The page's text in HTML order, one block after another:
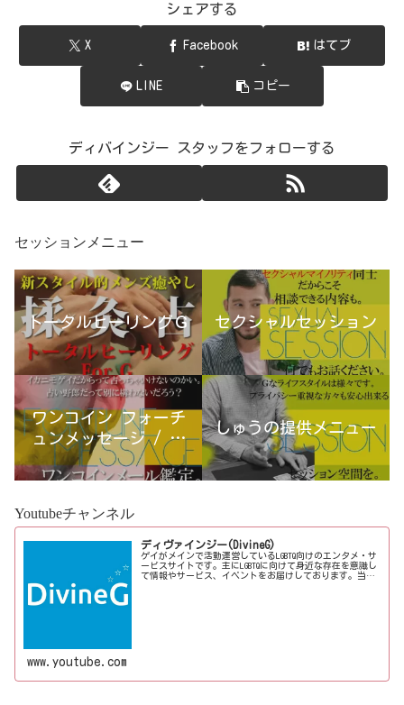
シェアする
X Facebook はてブ
LINE コピー
ディバインジー スタッフをフォローする
セッションメニュー
トータルヒーリングＧ セクシャルセッション
ワンコイン フォーチ
ュンメッセージ / 古
宮優雨
しゅうの提供メニュー
Youtubeチャンネル
ディヴァインジー(DivineG)
ゲイがメインで活動運営しているLGBTQ向けのエンタメ・サ
ービスサイトです。主にLGBTQに向けて身近な存在を意識し
て情報やサービス、イベントをお届けしております。当事
www.youtube.com